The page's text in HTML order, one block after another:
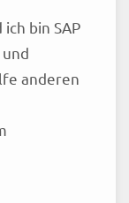
bin SAP
anderen